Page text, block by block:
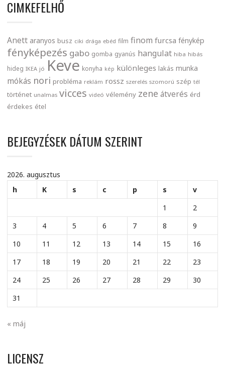
CIMKEFELHŐ
Anett aranyos busz ciki drága ebéd film finom furcsa fénykép
fényképezés gabo gomba gyanús hangulat hiba hibás
hideg IKEA jó Keve konyha kép különleges lakás munka
mókás nori probléma reklám rossz szerelés szomorú szép tél
történet unalmas vicces videó vélemény zene átverés érd
érdekes étel
BEJEGYZÉSEK DÁTUM SZERINT
2026. augusztus
h
K s c p s
v
1
2
3
4 5 6 7 8
9
10
11 12 13 14 15
16
17
18 19 20 21 22
23
24
25 26 27 28 29
30
31
« máj
LICENSZ